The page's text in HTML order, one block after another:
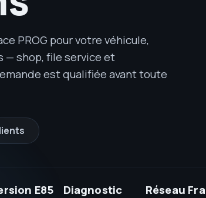
PROG pour votre véhicule,
— shop, file service et
est qualifiée avant toute
E85 Diagnostic Réseau